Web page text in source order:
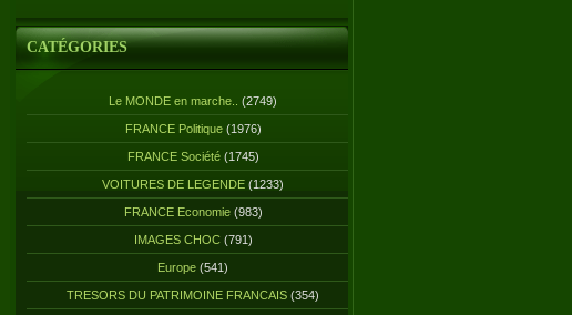
CATÉGORIES
Le MONDE en marche.. (2749)
FRANCE Politique(1976)
FRANCE Société(1745)
VOITURES DE LEGENDE (1233)
FRANCE Economie(983)
IMAGES CHOC(791)
Europe (541)
TRESORS DU PATRIMOINE FRANCAIS (354)